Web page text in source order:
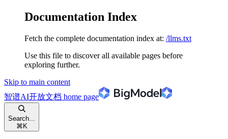
Documentation Index
Fetch the complete documentation index at: /llms.txt
Use this file to discover all available pages before
exploring further.
Skip to main content
智谱AI开放文档 home page
Search...
⌘ K